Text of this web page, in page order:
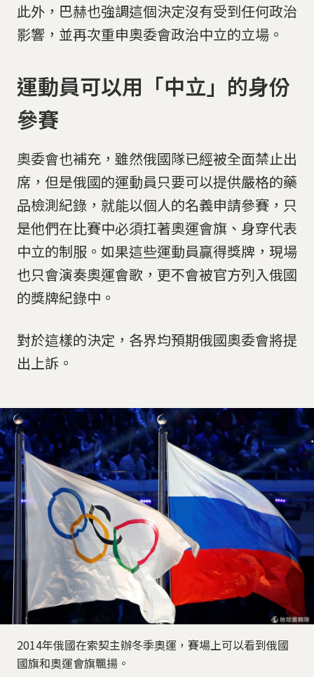
此外，巴赫也強調這個決定沒有受到任何政治
影響，並再次重申奧委會政治中立的立場。
運動員可以用「中立」的身份
參賽
奧委會也補充，雖然俄國隊已經被全面禁止出
席，但是俄國的運動員只要可以提供嚴格的藥
品檢測紀錄，就能以個人的名義申請參賽，只
是他們在比賽中必須扛著奧運會旗、身穿代表
中立的制服。如果這些運動員贏得獎牌，現場
也只會演奏奧運會歌，更不會被官方列入俄國
的獎牌紀錄中。
對於這樣的決定，各界均預期俄國奧委會將提
出上訴。
2014年俄國在索契主辦冬季奧運，賽場上可以看到俄國
國旗和奧運會旗飄揚。